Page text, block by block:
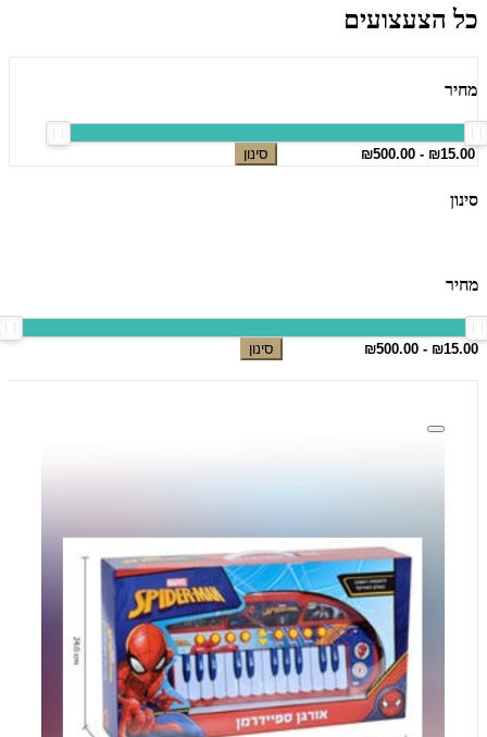
כל הצעצועים
מחיר
סינון
סינון
מחיר
סינון